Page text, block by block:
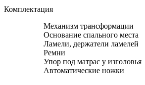
Комплектация
Механизм трансформации
Основание спального места
Ламели, держатели ламелей
Ремни
Упор под матрас у изголовья
Автоматические ножки